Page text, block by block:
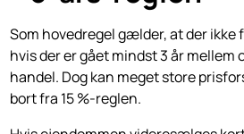
Som hovedregel gælder, at der
hvis der er gået mindst 3 år
handel. Dog kan meget store
bort fra 15 %-reglen.